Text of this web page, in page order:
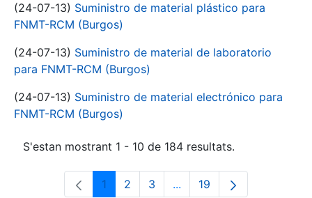
(24-07-13) Suministro de material plástico para
FNMT-RCM (Burgos)
(24-07-13) Suministro de material de laboratorio
para FNMT-RCM (Burgos)
(24-07-13) Suministro de material electrónico para
FNMT-RCM (Burgos)
S'estan mostrant 1 - 10 de 184 resultats.
Pàgina
1 Pàgina
2 Pàgina
3 ...Pàgines intermèdies
Pàgina
19